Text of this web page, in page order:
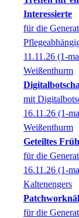
Interessierte
für die
11.11.26 (1-
Weißenthurm
mit
16.11.26 (1-
Weißenthurm
Geteiltes
für die
16.11.26 (1-
Kaltenengers
für die